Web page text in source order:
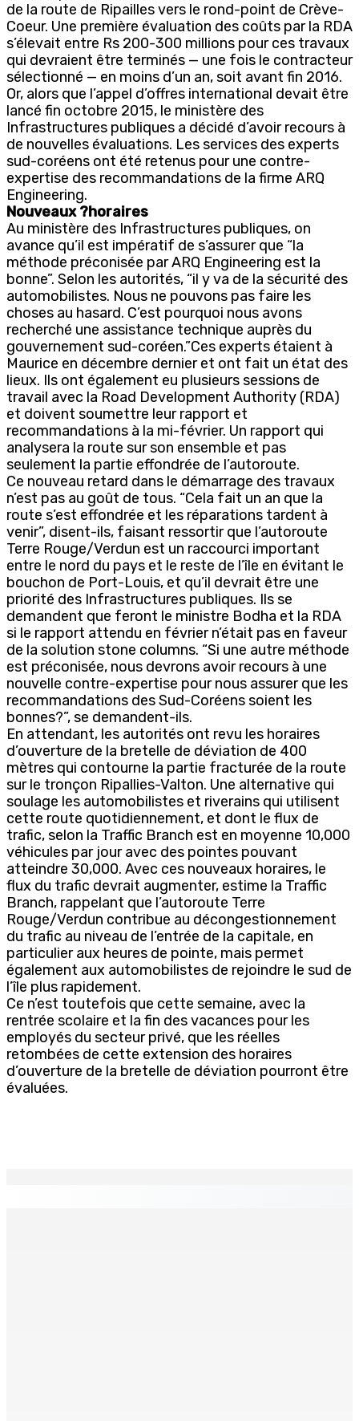
de la route de Ripailles vers le rond-point de Crève-
Coeur. Une première évaluation des coûts par la RDA
s’élevait entre Rs 200-300 millions pour ces travaux
qui devraient être terminés — une fois le contracteur
sélectionné — en moins d’un an, soit avant fin 2016.
Or, alors que l’appel d’offres international devait être
lancé fin octobre 2015, le ministère des
Infrastructures publiques a décidé d’avoir recours à
de nouvelles évaluations. Les services des experts
sud-coréens ont été retenus pour une contre-
expertise des recommandations de la firme ARQ
Engineering.
Nouveaux ?horaires
Au ministère des Infrastructures publiques, on
avance qu’il est impératif de s’assurer que “la
méthode préconisée par ARQ Engineering est la
bonne”. Selon les autorités, “il y va de la sécurité des
automobilistes. Nous ne pouvons pas faire les
choses au hasard. C’est pourquoi nous avons
recherché une assistance technique auprès du
gouvernement sud-coréen.”Ces experts étaient à
Maurice en décembre dernier et ont fait un état des
lieux. Ils ont également eu plusieurs sessions de
travail avec la Road Development Authority (RDA)
et doivent soumettre leur rapport et
recommandations à la mi-février. Un rapport qui
analysera la route sur son ensemble et pas
seulement la partie effondrée de l’autoroute.
Ce nouveau retard dans le démarrage des travaux
n’est pas au goût de tous. “Cela fait un an que la
route s’est effondrée et les réparations tardent à
venir”, disent-ils, faisant ressortir que l’autoroute
Terre Rouge/Verdun est un raccourci important
entre le nord du pays et le reste de l’île en évitant le
bouchon de Port-Louis, et qu’il devrait être une
priorité des Infrastructures publiques. Ils se
demandent que feront le ministre Bodha et la RDA
si le rapport attendu en février n’était pas en faveur
de la solution stone columns. “Si une autre méthode
est préconisée, nous devrons avoir recours à une
nouvelle contre-expertise pour nous assurer que les
recommandations des Sud-Coréens soient les
bonnes?”, se demandent-ils.
En attendant, les autorités ont revu les horaires
d’ouverture de la bretelle de déviation de 400
mètres qui contourne la partie fracturée de la route
sur le tronçon Ripallies-Valton. Une alternative qui
soulage les automobilistes et riverains qui utilisent
cette route quotidiennement, et dont le flux de
trafic, selon la Traffic Branch est en moyenne 10,000
véhicules par jour avec des pointes pouvant
atteindre 30,000. Avec ces nouveaux horaires, le
flux du trafic devrait augmenter, estime la Traffic
Branch, rappelant que l’autoroute Terre
Rouge/Verdun contribue au décongestionnement
du trafic au niveau de l’entrée de la capitale, en
particulier aux heures de pointe, mais permet
également aux automobilistes de rejoindre le sud de
l’île plus rapidement.
Ce n’est toutefois que cette semaine, avec la
rentrée scolaire et la fin des vacances pour les
employés du secteur privé, que les réelles
retombées de cette extension des horaires
d’ouverture de la bretelle de déviation pourront être
évaluées.